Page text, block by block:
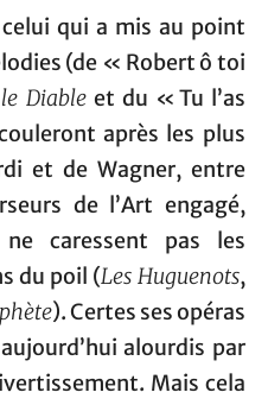
qui a mis au point
(de « Robert ô toi
Diableet du « Tu l’as
après les plus
et de Wagner, entre
de l’Art engagé,
caressent pas les
du poil (Les Huguenots,
). Certes ses opéras
alourdis par
Mais cela